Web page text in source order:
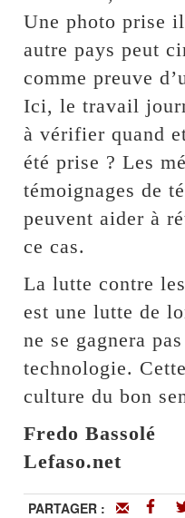
Une photo prise
autre pays peut
comme preuve
Ici, le travail
à vérifier quand
été prise ? Les
témoignages de
peuvent aider à
ce cas.
La lutte contre
est une lutte de
ne se gagnera
technologie.
culture du bon
Fredo Bassolé
Lefaso.net
PARTAGER :